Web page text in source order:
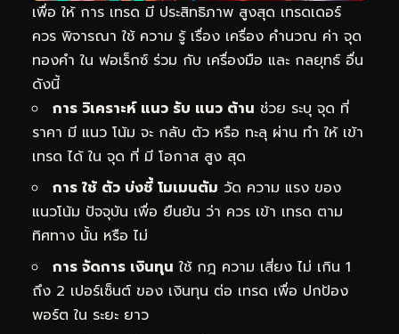
เพื่อ ให้ การ เทรด มี ประสิทธิภาพ สูงสุด เทรดเดอร์
ควร พิจารณา ใช้ ความ รู้ เรื่อง เครื่อง คำนวณ ค่า จุด
ทองคำ ใน ฟอเร็กซ์ ร่วม กับ เครื่องมือ และ กลยุทธ์ อื่น
ดังนี้
การ วิเคราะห์ แนว รับ แนว ต้าน ช่วย ระบุ จุด ที่
ราคา มี แนว โน้ม จะ กลับ ตัว หรือ ทะลุ ผ่าน ทำ ให้ เข้า
เทรด ได้ ใน จุด ที่ มี โอกาส สูง สุด
การ ใช้ ตัว บ่งชี้ โมเมนตัม วัด ความ แรง ของ
แนวโน้ม ปัจจุบัน เพื่อ ยืนยัน ว่า ควร เข้า เทรด ตาม
ทิศทาง นั้น หรือ ไม่
การ จัดการ เงินทุน ใช้ กฎ ความ เสี่ยง ไม่ เกิน 1
ถึง 2 เปอร์เซ็นต์ ของ เงินทุน ต่อ เทรด เพื่อ ปกป้อง
พอร์ต ใน ระยะ ยาว